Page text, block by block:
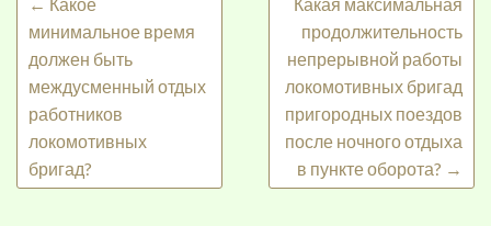
минимальное время
должен быть
междусменный отдых
работников
локомотивных
бригад?
продолжительность
непрерывной работы
локомотивных бригад
пригородных поездов
после ночного отдыха
в пункте оборота? →